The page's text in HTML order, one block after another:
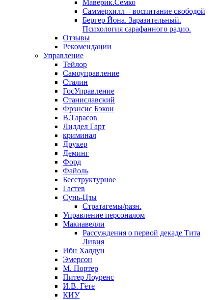
Маверик.Семко
Саммерхилл – воспитание свободой
Бергер Йона. Заразительный.
Психология сарафанного радио.
Отзывы
Рекомендации
Управление
Тейлор
Самоуправление
Сталин
ГосУправление
Станиславский
Фрэнсис Бэкон
В.Тарасов
Лиддел Гарт
криминал
Друкер
Деминг
Форд
Файоль
Бесструктурное
Гастев
Сунь-Цзы
Стратагемы/разн.
Управление персоналом
Макиавелли
Рассуждения о первой декаде Тита
Ливия
Ибн Халдун
Эмерсон
М. Портер
Питер Лоуренс
И.В. Гёте
КИУ